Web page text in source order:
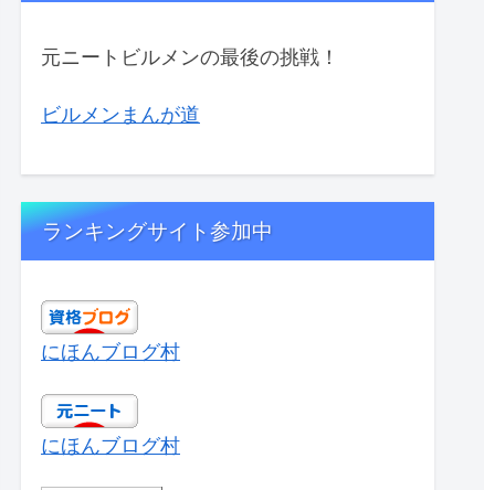
元ニートビルメンの最後の挑戦！
ビルメンまんが道
ランキングサイト参加中
にほんブログ村
にほんブログ村